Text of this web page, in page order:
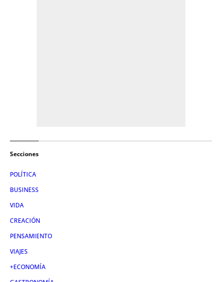
Secciones
POLÍTICA
BUSINESS
VIDA
CREACIÓN
PENSAMIENTO
VIAJES
+ECONOMÍA